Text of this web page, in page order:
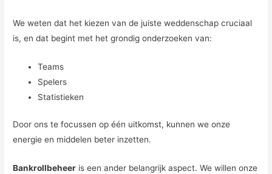
We weten dat het kiezen van de juiste weddenschap cruciaal
is, en dat begint met het grondig onderzoeken van:
Teams
Spelers
Statistieken
Door ons te focussen op één uitkomst, kunnen we onze
energie en middelen beter inzetten.
Bankrollbeheer is een ander belangrijk aspect. We willen onze